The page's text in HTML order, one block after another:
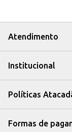
Uma ótima opção para
Pode ser consumida
A Bisnaguinha Primix
Atendimento
Institucional
Políticas
Formas de